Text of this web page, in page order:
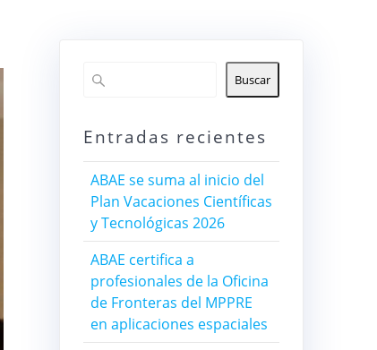
Buscar
Entradas recientes
ABAE se suma al inicio del
Plan Vacaciones Científicas
y Tecnológicas 2026
ABAE certifica a
profesionales de la Oficina
de Fronteras del MPPRE
en aplicaciones espaciales